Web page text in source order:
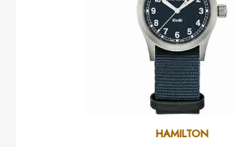
HAMILTON